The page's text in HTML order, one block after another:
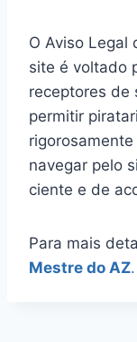
O Aviso Legal
site é voltado
receptores de
permitir
navegar pelo
ciente e de
Para mais
Mestre do AZ.